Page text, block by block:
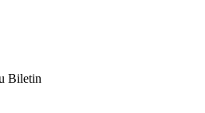
Biletin